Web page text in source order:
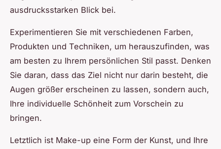
ausdrucksstarken Blick bei.
Experimentieren Sie mit verschiedenen Farben,
Produkten und Techniken, um herauszufinden, was
am besten zu Ihrem persönlichen Stil passt. Denken
Sie daran, dass das Ziel nicht nur darin besteht, die
Augen größer erscheinen zu lassen, sondern auch,
Ihre individuelle Schönheit zum Vorschein zu
bringen.
Letztlich ist Make-up eine Form der Kunst, und Ihre